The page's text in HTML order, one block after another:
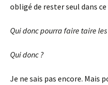
obligé de rester seul dans ce
Qui donc pourra faire taire
Qui donc ?
Je ne sais pas encore. Mais